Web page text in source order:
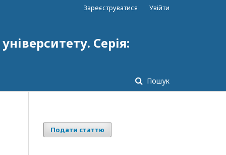
Серія:
Пошук
Зареєструватися Увійти
Подати статтю